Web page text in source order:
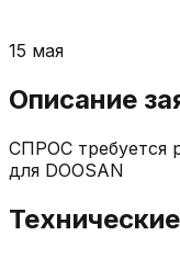
15 мая
Описание
СПРОС требуется
для DOOSAN